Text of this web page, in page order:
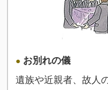
お別れの儀
遺族や近親者、故人